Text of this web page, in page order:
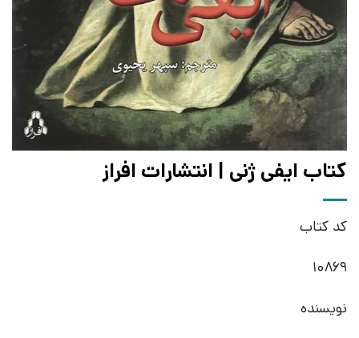
کتاب ایفی ژنی | انتشارات افراز
کد کتاب
10869
نویسنده